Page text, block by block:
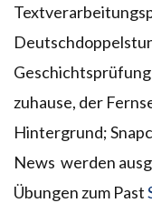
zuhause, der
Hintergrund;
News werden
Übungen zum Past